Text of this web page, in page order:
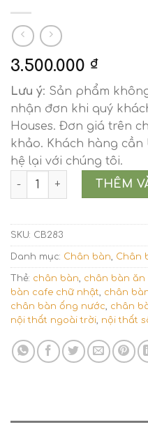
3.500.000 ₫
Lưu ý: Sản phẩm
nhận đơn khi quý
Houses. Đơn giá trên
khảo. Khách hàng
hệ lại với chúng tôi.
Chân bàn sắt dài dáng
THÊM
SKU: CB283
Danh mục: Chân bàn, Chân
Thẻ: chân bàn, chân bàn ăn
bàn cafe chữ nhật, chân
chân bàn ống nước, chân
nội thất ngoài trời, nội thất